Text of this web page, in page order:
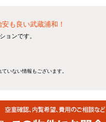
も良い武蔵浦和！
ョンです。
いない情報もございます。